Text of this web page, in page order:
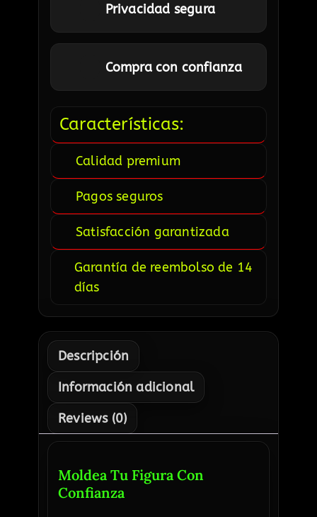
Privacidad segura
Compra con confianza
Características:
Calidad premium
Pagos seguros
Satisfacción garantizada
Garantía de reembolso de 14
días
Descripción
Información adicional
Reviews (0)
Moldea Tu Figura Con
Confianza